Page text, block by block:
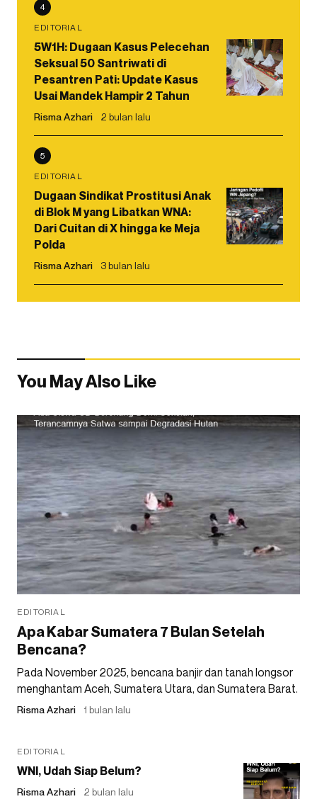
4
EDITORIAL
5W1H: Dugaan Kasus Pelecehan
Seksual 50 Santriwati di
Pesantren Pati: Update Kasus
Usai Mandek Hampir 2 Tahun
Risma Azhari 2 bulan lalu
5
EDITORIAL
Dugaan Sindikat Prostitusi Anak
di Blok M yang Libatkan WNA:
Dari Cuitan di X hingga ke Meja
Polda
Risma Azhari 3 bulan lalu
You May Also Like
EDITORIAL
Apa Kabar Sumatera 7 Bulan Setelah
Bencana?
Pada November 2025, bencana banjir dan tanah longsor
menghantam Aceh, Sumatera Utara, dan Sumatera Barat.
Risma Azhari 1 bulan lalu
EDITORIAL
WNI, Udah Siap Belum?
Risma Azhari 2 bulan lalu